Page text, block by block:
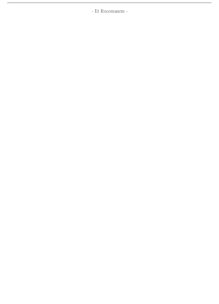
- Et Recomanem -